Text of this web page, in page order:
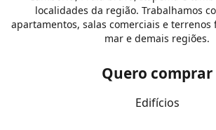
localidades da região. Trabalhamos
apartamentos, salas comerciais e terrenos
mar e demais regiões.
Quero comprar
Edifícios